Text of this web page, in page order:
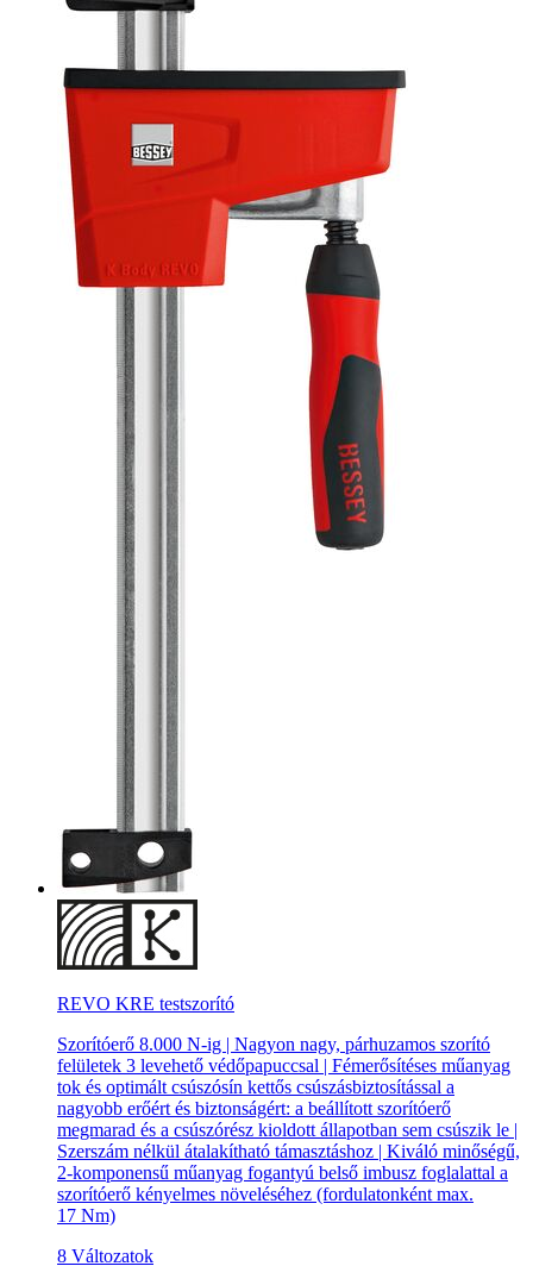
REVO KRE testszorító
Szorítóerő 8.000 N-ig | Nagyon nagy, párhuzamos szorító
felületek 3 levehető védőpapuccsal | Fémerősítéses műanyag
tok és optimált csúszósín kettős csúszásbiztosítással a
nagyobb erőért és biztonságért: a beállított szorítóerő
megmarad és a csúszórész kioldott állapotban sem csúszik le |
Szerszám nélkül átalakítható támasztáshoz | Kiváló minőségű,
2-komponensű műanyag fogantyú belső imbusz foglalattal a
szorítóerő kényelmes növeléséhez (fordulatonként max.
17 Nm)
8 Változatok